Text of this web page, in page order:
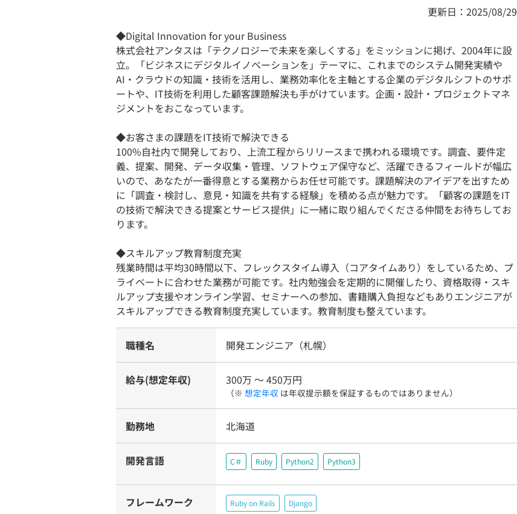
更新日：2025/08/29
◆Digital Innovation for your Business
株式会社アンタスは「テクノロジーで未来を楽しくする」をミッションに掲げ、2004年に設
立。「ビジネスにデジタルイノベーションを」テーマに、これまでのシステム開発実績や
AI・クラウドの知識・技術を活用し、業務効率化を主軸とする企業のデジタルシフトのサポ
ートや、IT技術を利用した顧客課題解決も手がけています。企画・設計・プロジェクトマネ
ジメントをおこなっています。
◆お客さまの課題をIT技術で解決できる
100%自社内で開発しており、上流工程からリリースまで携われる環境です。調査、要件定
義、提案、開発、データ収集・管理、ソフトウェア保守など、活躍できるフィールドが幅広
いので、あなたが一番得意とする業務からお任せ可能です。課題解決のアイデアを出すため
に「調査・検討し、意見・知識を共有する経験」を積める点が魅力です。「顧客の課題をIT
の技術で解決できる提案とサービス提供」に一緒に取り組んでくださる仲間をお待ちしてお
ります。
◆スキルアップ教育制度充実
残業時間は平均30時間以下、フレックスタイム導入（コアタイムあり）をしているため、プ
ライベートに合わせた業務が可能です。社内勉強会を定期的に開催したり、資格取得・スキ
ルアップ支援やオンライン学習、セミナーへの参加、書籍購入負担などもありエンジニアが
スキルアップできる教育制度充実しています。教育制度も整えています。
職種名 開発エンジニア（札幌）
給与(想定年収) 300万 〜 450万円
（※ 想定年収 は年収提示額を保証するものではありません）
勤務地 北海道
開発言語 C＃ Ruby Python2 Python3
フレームワーク Ruby on Rails Django